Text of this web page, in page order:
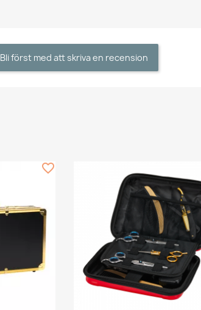
Bli först med att skriva en recension
favorite_border